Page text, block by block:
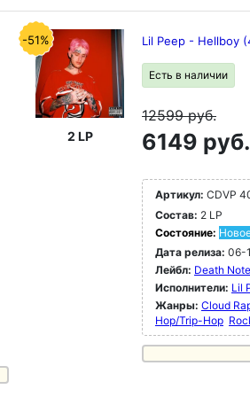
-51%
2 LP
Lil Peep - Hellboy
Есть в наличии
12599руб.
6149 руб.
Артикул: CDVP
Состав: 2 LP
Состояние:
Дата релиза: 06-
Лейбл: Death Note
Исполнители: Lil
Жанры: Cloud
Hop/Trip-Hop